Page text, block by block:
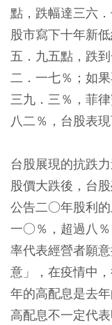
點，跌幅達三六
股市寫下十年新
五．九五點，跌
二．一七％；如
三九．三％，菲
八二％，台股表
台股展現的抗跌
股價大跌後，台
公告二○年股利的
一○％，超過八
率代表經營者願
意」，在疫情中
年的高配息是去
高配息不一定代